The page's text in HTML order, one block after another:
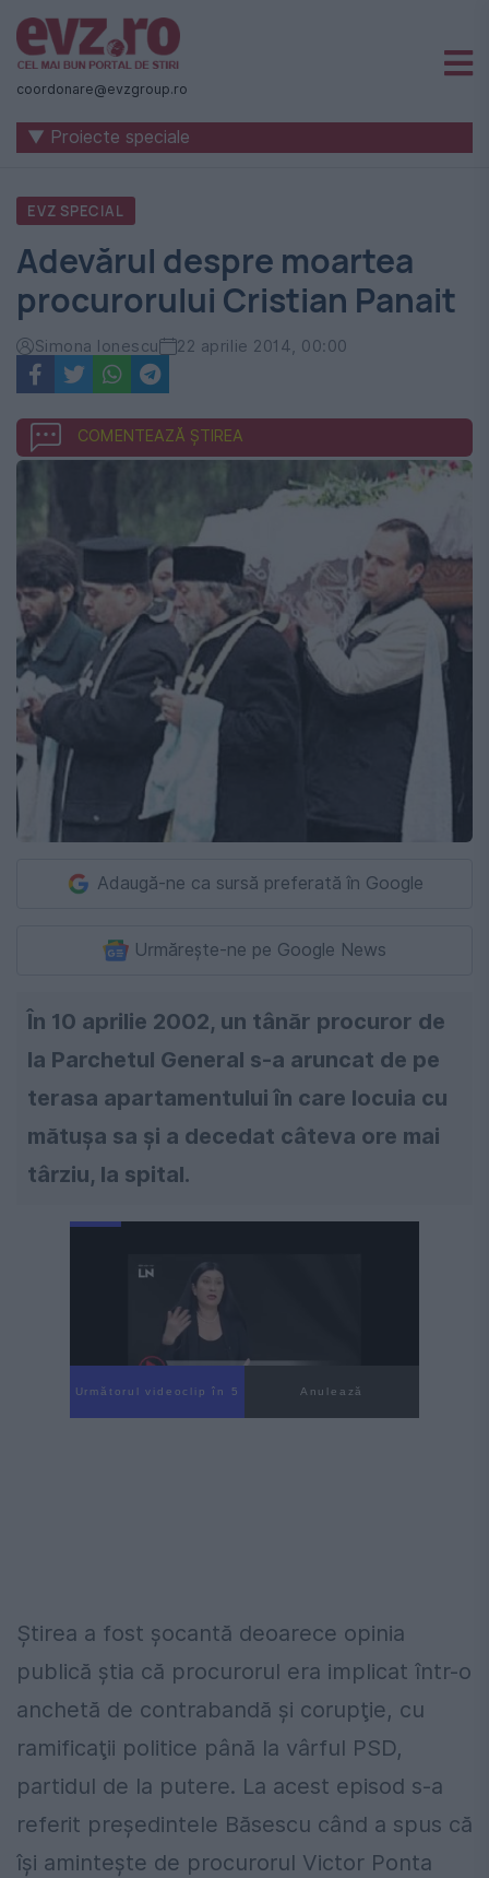
Știri
naționale
internaționale
România
-
Evenimentul
Zilei
coordonare@evzgroup.ro
▼ Proiecte speciale
EVZ SPECIAL
Adevărul despre moartea
procurorului Cristian Panait
Simona Ionescu 22 aprilie 2014, 00:00
COMENTEAZĂ ȘTIREA
Adaugă-ne ca sursă preferată în Google
Urmărește-ne pe Google News
În 10 aprilie 2002, un tânăr procuror de
la Parchetul General s-a aruncat de pe
terasa apartamentului în care locuia cu
mătușa sa și a decedat câteva ore mai
târziu, la spital.
Următorul videoclip în 4 Anulează
Ştirea a fost şocantă deoarece opinia
publică ştia că procurorul era implicat într-o
anchetă de contrabandă şi corupţie, cu
ramificaţii politice până la vârful PSD,
partidul de la putere. La acest episod s-a
referit preşedintele Băsescu când a spus că
îşi aminteşte de procurorul Victor Ponta